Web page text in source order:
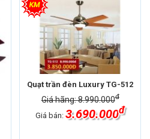
Quạt trần đèn Luxury TG-512
Giá hãng: 8.990.000đ
Giá bán:3.690.000đ